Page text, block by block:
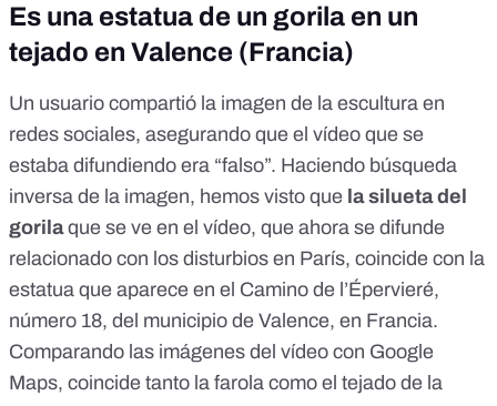
Es una estatua de un gorila en un
tejado en Valence (Francia)
Un usuario compartió la imagen de la escultura en
redes sociales, asegurando que el vídeo que se
estaba difundiendo era “falso”. Haciendo búsqueda
inversa de la imagen, hemos visto que la silueta del
gorilaque se ve en el vídeo, que ahora se difunde
relacionado con los disturbios en París, coincide con la
estatua que aparece en el Camino de l’Épervieré,
número 18, del municipio de Valence, en Francia.
Comparando las imágenes del vídeo con Google
Maps, coincide tanto la farola como el tejado de la